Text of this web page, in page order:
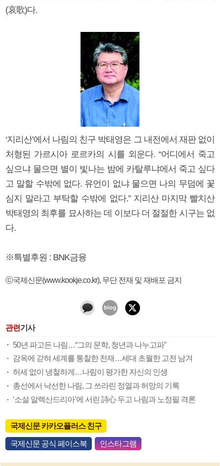
(哀歌)다.
‘지리산’에서 나림의 친구 박태영은 그 내전에서 재판 없이
처형된 가르시아 로르카의 시를 외운다. “어디에서 죽고
싶으냐 물으면 별이 빛나는 밤에 카탈루냐에서 죽고 싶다
고 말할 수밖에 없다. 유언이 없냐 물으면 나의 무덤에 꽃
심지 말라고 부탁할 수밖에 없다.” 지리산 마지막 빨치산
박태영의 최후를 묘사하는 데 이보다 더 절절한 시구는 없
다.
※특별후원 : BNK금융
ⓒ국제신문(www.kookje.co.kr), 무단 전재 및 재배포 금지
관련기사
50년 파고든 나림…“그의 문학, 청년과 나누고파”
감옥에 갇혀 세계를 통찰한 천재…세대 초월한 고전 남겨
허세 없이 냉철하게…나림이 평가한 자신의 인생
총선에서 낙선한 나림, 그 쓰라린 정열과 허망의 기록
‘소설 알렉산드리아’에 서린 詩心 두고 나림과 노정필 격론
국제신문 카카오플러스 친구
국제신문 공식 페이스북 인스타그램